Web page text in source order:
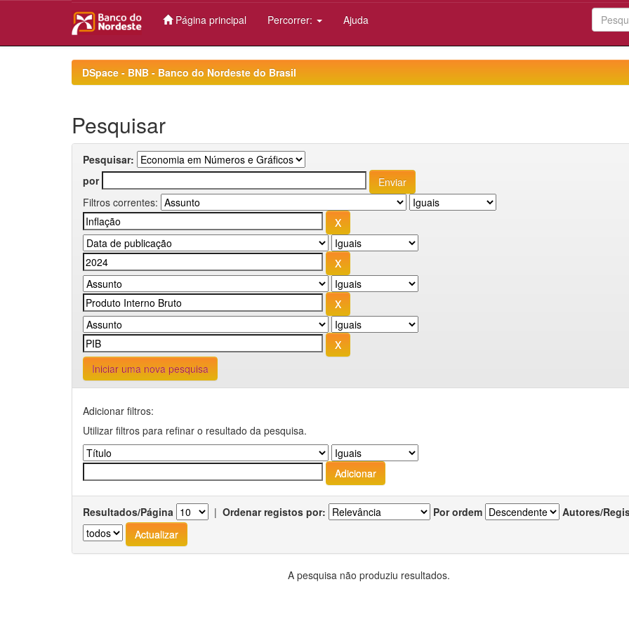
Página principal Percorrer: Ajuda
DSpace - BNB - Banco do Nordeste do Brasil
Pesquisar
Pesquisar:
por
Filtros correntes:
Iniciar uma nova pesquisa
Adicionar filtros:
Utilizar filtros para refinar o resultado da pesquisa.
Resultados/Página | Ordenar registos por: Por ordem Autores/
A pesquisa não produziu resultados.